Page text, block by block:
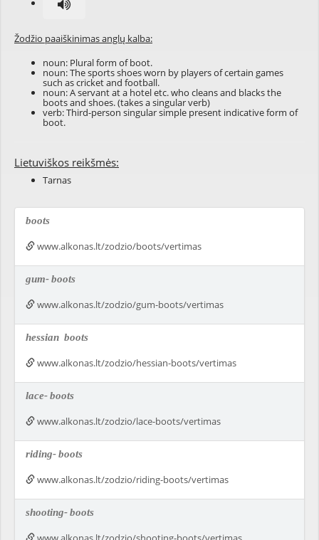
Žodžio paaiškinimas anglų kalba:
noun: Plural form ofboot.
noun: Thesportsshoesworn by playersofcertain games
such ascricketand football.
noun: Aservantat a hoteletc. who cleansand blacksthe
boots and shoes. (takes a singular verb)
verb: Third-person singular simple present indicative form of
boot.
Lietuviškos reikšmės:
Tarnas
boots
www.alkonas.lt/zodzio/boots/vertimas
gum-boots
www.alkonas.lt/zodzio/gum-boots/vertimas
hessian boots
www.alkonas.lt/zodzio/hessian-boots/vertimas
lace-boots
www.alkonas.lt/zodzio/lace-boots/vertimas
riding-boots
www.alkonas.lt/zodzio/riding-boots/vertimas
shooting-boots